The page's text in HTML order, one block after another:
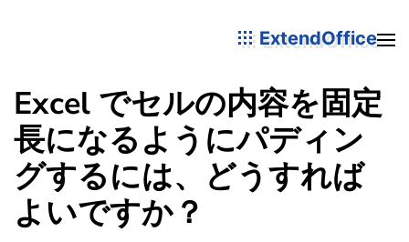
ExtendOffice
Excel でセルの内容を固定
長になるようにパディン
グするには、どうすれば
よいですか？